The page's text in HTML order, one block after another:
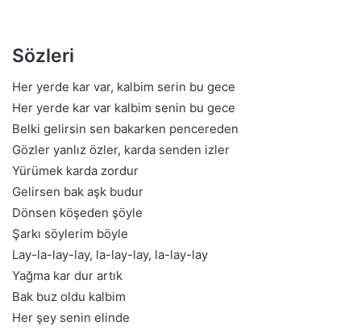
Sözleri
Her yerde kar var, kalbim serin bu gece
Her yerde kar var kalbim senin bu gece
Belki gelirsin sen bakarken pencereden
Gözler yanlız özler, karda senden izler
Yürümek karda zordur
Gelirsen bak aşk budur
Dönsen köşeden şöyle
Şarkı söylerim böyle
Lay-la-lay-lay, la-lay-lay, la-lay-lay
Yağma kar dur artık
Bak buz oldu kalbim
Her şey senin elinde